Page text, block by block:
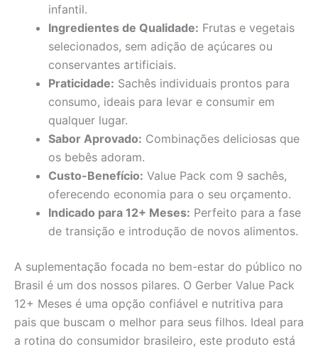
infantil.
Ingredientes de Qualidade: Frutas e vegetais
selecionados, sem adição de açúcares ou
conservantes artificiais.
Praticidade: Sachês individuais prontos para
consumo, ideais para levar e consumir em
qualquer lugar.
Sabor Aprovado: Combinações deliciosas que
os bebês adoram.
Custo-Benefício: Value Pack com 9 sachês,
oferecendo economia para o seu orçamento.
Indicado para 12+ Meses: Perfeito para a fase
de transição e introdução de novos alimentos.
A suplementação focada no bem-estar do público no
Brasil é um dos nossos pilares. O Gerber Value Pack
12+ Meses é uma opção confiável e nutritiva para
pais que buscam o melhor para seus filhos. Ideal para
a rotina do consumidor brasileiro, este produto está